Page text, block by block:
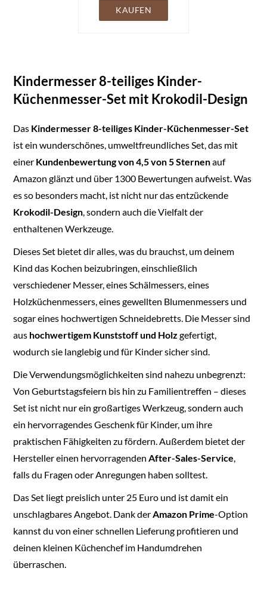
Wellenschliff,
Holzgriff, Kinder
KAUFEN
Kindermesser 8-teiliges Kinder-
Küchenmesser-Set mit Krokodil-Design
Das Kindermesser 8-teiliges Kinder-Küchenmesser-Set
ist ein wunderschönes, umweltfreundliches Set, das mit
einer Kundenbewertung von 4,5 von 5 Sternenauf
Amazon glänzt und über 1300 Bewertungen aufweist. Was
es so besonders macht, ist nicht nur das entzückende
Krokodil-Design , sondern auch die Vielfalt der
enthaltenen Werkzeuge.
Dieses Set bietet dir alles, was du brauchst, um deinem
Kind das Kochen beizubringen, einschließlich
verschiedener Messer, eines Schälmessers, eines
Holzküchenmessers, eines gewellten Blumenmessers und
sogar eines hochwertigen Schneidebretts. Die Messer sind
aus hochwertigem Kunststoff und Holz gefertigt,
wodurch sie langlebig und für Kinder sicher sind.
Die Verwendungsmöglichkeiten sind nahezu unbegrenzt:
Von Geburtstagsfeiern bis hin zu Familientreffen – dieses
Set ist nicht nur ein großartiges Werkzeug, sondern auch
ein hervorragendes Geschenk für Kinder, um ihre
praktischen Fähigkeiten zu fördern. Außerdem bietet der
Hersteller einen hervorragenden After-Sales-Service
falls du Fragen oder Anregungen haben solltest.
Das Set liegt preislich unter 25 Euro und ist damit ein
unschlagbares Angebot. Dank der Amazon Prime-Option
kannst du von einer schnellen Lieferung profitieren und
deinen kleinen Küchenchef im Handumdrehen
überraschen.